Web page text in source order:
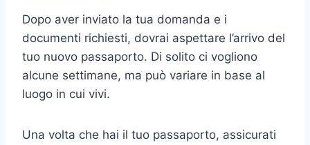
Dopo aver inviato la tua domanda e i
documenti richiesti, dovrai aspettare l’arrivo del
tuo nuovo passaporto. Di solito ci vogliono
alcune settimane, ma può variare in base al
luogo in cui vivi.
Una volta che hai il tuo passaporto, assicurati